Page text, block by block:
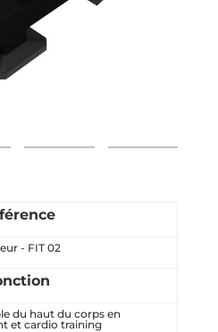
- FIT 02
du haut du corps en
et cardio training